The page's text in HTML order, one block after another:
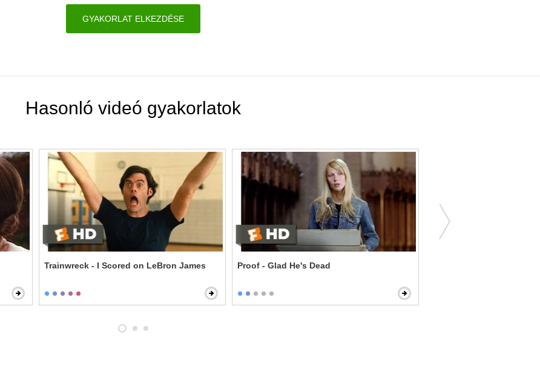
GYAKORLAT ELKEZDÉSE
Hasonló videó gyakorlatok
Trainwreck - I Scored on LeBron James Proof - Glad He's Dead